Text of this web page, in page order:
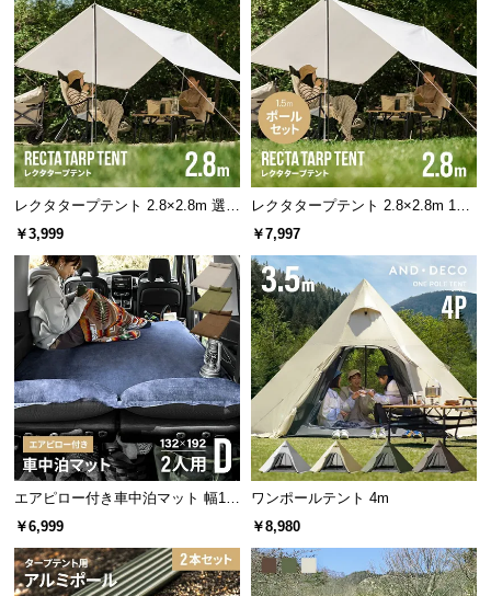
お
客
様
サ
ポ
ー
ト
ブ
ロ
グ
企
業
情
報
UVカット率 紫外線保護指数
最大99%超 UPF50+
便利なループフック
コーナー部分のフックにランタンやペンライトを吊
す。
レクタタープテント 2.8×2.8m 選べ
るポールセット
￥3,999
レクタタープテント 2.8×2.8m 150
cmポール付
￥7,997
エアピロー付き車中泊マット 幅13
2cm
￥6,999
ワンポールテント 4m
￥8,980